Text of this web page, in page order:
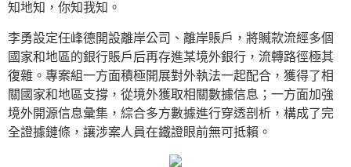
知地知，你知我知。
李勇設定任峰德開設離岸公司、離岸賬戶，將贓款流經多個
國家和地區的銀行賬戶后再存進某境外銀行，流轉路徑極其
復雜。專案組一方面積極開展對外執法一起配合，獲得了相
關國家和地區支撐，從境外獲取相關數據信息；一方面加強
境外開源信息彙集，綜合多方數據進行穿透剖析，構成了完
全證據鏈條，讓涉案人員在鐵證眼前無可抵賴。